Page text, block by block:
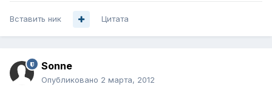
Вставить ник Цитата
Sonne
Опубликовано 2 марта, 2012